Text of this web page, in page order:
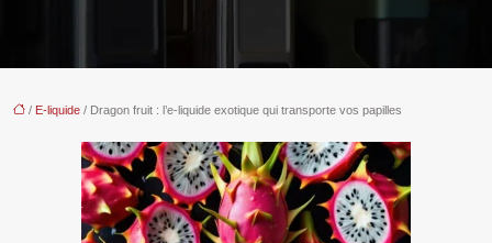
/ E-liquide / Dragon fruit : l’e-liquide exotique qui transporte vos papilles